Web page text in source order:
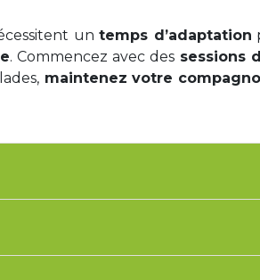
untemps d’adaptation
. Commencez avec dessessions
maintenez votre